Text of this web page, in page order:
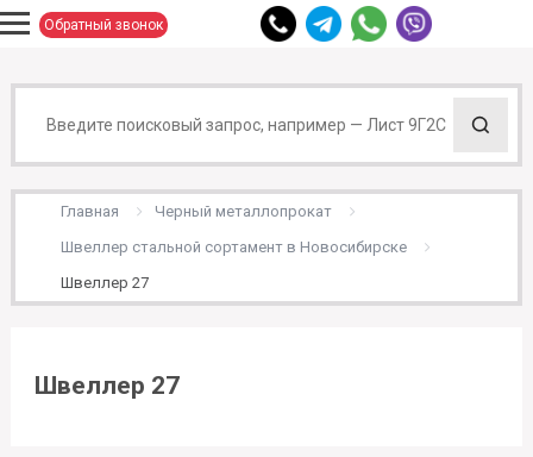
Обратный звонок
Главная
Черный металлопрокат
Швеллер стальной сортамент в Новосибирске
Швеллер 27
Швеллер 27